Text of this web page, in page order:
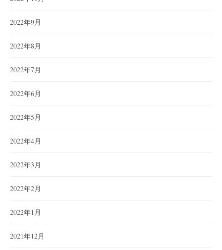
2022年9月
2022年8月
2022年7月
2022年6月
2022年5月
2022年4月
2022年3月
2022年2月
2022年1月
2021年12月